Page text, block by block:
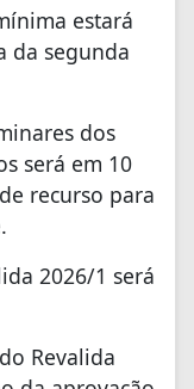
estará
da segunda
dos
será em 10
recurso para
2026/1 será
Revalida